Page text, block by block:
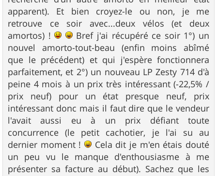
apparent). Et bien croyez-le ou non, je me
retrouve ce soir avec...deux vélos (et deux
amortos) !
Bref j'ai récupéré ce soir 1°) un
nouvel amorto-tout-beau (enfin moins abîmé
que le précédent) et qui j'espère fonctionnera
parfaitement, et 2°) un nouveau LP Zesty 714 d'à
peine 4 mois à un prix très intéressant (-22,5% /
prix neuf) pour un état presque neuf, prix
intéressant donc mais il faut dire que le vendeur
l'avait aussi eu à un prix défiant toute
concurrence (le petit cachotier, je l'ai su au
dernier moment !
Cela dit je m'en étais douté
un peu vu le manque d'enthousiasme à me
présenter sa facture au début). Sachez que les